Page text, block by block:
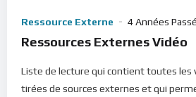
Ressource Externe 4 Années
Ressources Externes Vidéo
Liste de lecture qui contient toutes les
tirées de sources externes et qui